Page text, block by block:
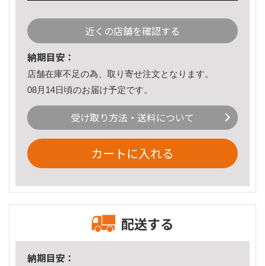
近くの店舗を確認する
納期目安：
店舗在庫不足の為、取り寄せ注文となります。
08月14日頃のお届け予定です。
受け取り方法・送料について
カートに入れる
配送する
納期目安：